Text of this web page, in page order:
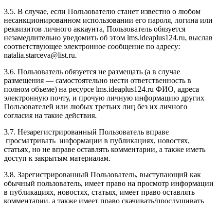
3.5. В случае, если Пользователю станет известно о любом
несанкционированном использовании его пароля, логина или
реквизитов личного аккаунта, Пользователь обязуется
незамедлительно уведомить об этом lms.ideaplus124.ru, выслав
соответствующее электронное сообщение по адресу:
natalia.starceva@list.ru.
3.6. Пользователь обязуется не размещать (а в случае
размещения — самостоятельно нести ответственность в
полном объеме) на ресурсе lms.ideaplus124.ru ФИО, адреса
электронную почту, и прочую личную информацию других
Пользователей или любых третьих лиц без их личного
согласия на такие действия.
3.7. Незарегистрированный Пользователь вправе
просматривать информации в публикациях, новостях,
статьях, но не вправе оставлять комментарии, а также иметь
доступ к закрытым материалам.
3.8. Зарегистрированный Пользователь, выступающий как
обычный пользователь, имеет право на просмотр информации
в публикациях, новостях, статьях, имеет право оставлять
комментарии, а также имеет право скачивать/прослушивать